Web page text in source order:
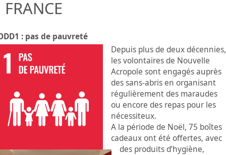
FRANCE
: pas de pauvreté
Depuis plus de deux décennies,
les volontaires de Nouvelle
Acropole sont engagés auprès
des sans-abris en organisant
régulièrement des maraudes
ou encore des repas pour les
nécessiteux.
A la période de Noël, 75 boîtes
cadeaux ont été offertes, avec
des produits d’hygiène,